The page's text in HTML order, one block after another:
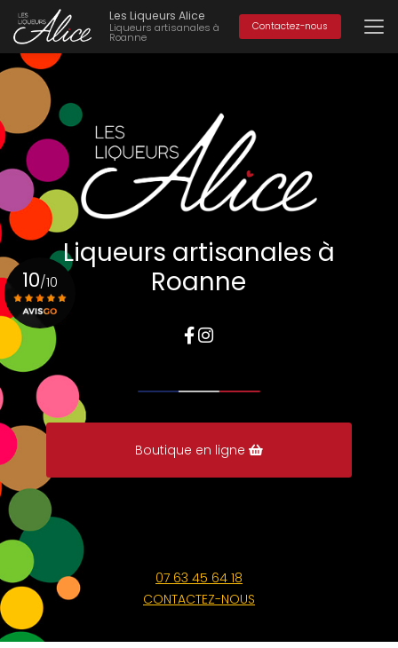
Aller
contenu
principal
Les Liqueurs Alice
Liqueurs artisanales à
Roanne
Contactez-nous
Liqueurs artisanales à
Roanne
Boutique en ligne
07 63 45 64 18
CONTACTEZ-NOUS
10/10
Voir le certificat